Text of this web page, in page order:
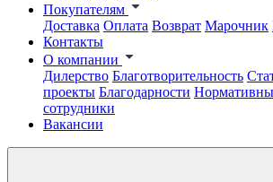
Покупателям
Доставка Оплата Возврат Марочник
Контакты
О компании
Дилерство Благотворительность
проекты Благодарности
сотрудники
Вакансии